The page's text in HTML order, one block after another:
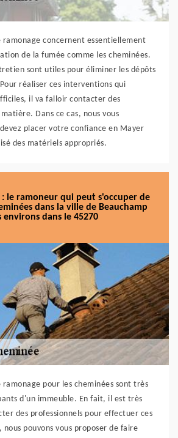
ramonage concernent essentiellement
de la fumée comme les cheminées.
sont utiles pour éliminer les dépôts
réaliser ces interventions qui
il va falloir contacter des
Dans ce cas, nous vous
placer votre confiance en Mayer
des matériels appropriés.
: le ramoneur qui peut s'occuper de
dans la ville de Beauchamp
environs dans le 45270
pour les cheminées sont très
d'un immeuble. En fait, il est très
des professionnels pour effectuer ces
pouvons vous proposer de faire